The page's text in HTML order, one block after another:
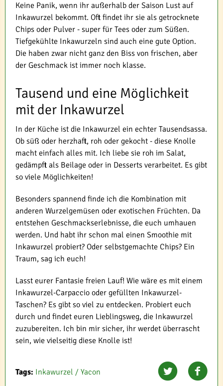
Keine Panik, wenn ihr außerhalb der Saison Lust auf
Inkawurzel bekommt. Oft findet ihr sie als getrocknete
Chips oder Pulver - super für Tees oder zum Süßen.
Tiefgekühlte Inkawurzeln sind auch eine gute Option.
Die haben zwar nicht ganz den Biss von frischen, aber
der Geschmack ist immer noch klasse.
Tausend und eine Möglichkeit
mit der Inkawurzel
In der Küche ist die Inkawurzel ein echter Tausendsassa.
Ob süß oder herzhaft, roh oder gekocht - diese Knolle
macht einfach alles mit. Ich liebe sie roh im Salat,
gedämpft als Beilage oder in Desserts verarbeitet. Es gibt
so viele Möglichkeiten!
Besonders spannend finde ich die Kombination mit
anderen Wurzelgemüsen oder exotischen Früchten. Da
entstehen Geschmackserlebnisse, die euch umhauen
werden. Und habt ihr schon mal einen Smoothie mit
Inkawurzel probiert? Oder selbstgemachte Chips? Ein
Traum, sag ich euch!
Lasst eurer Fantasie freien Lauf! Wie wäre es mit einem
Inkawurzel-Carpaccio oder gefüllten Inkawurzel-
Taschen? Es gibt so viel zu entdecken. Probiert euch
durch und findet euren Lieblingsweg, die Inkawurzel
zuzubereiten. Ich bin mir sicher, ihr werdet überrascht
sein, wie vielseitig diese Knolle ist!
Tags: Inkawurzel / Yacon